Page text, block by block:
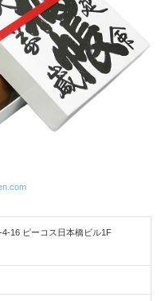
16 ピーコス日本橋ビル1F